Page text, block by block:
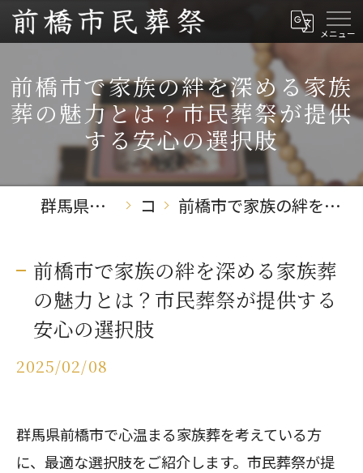
前橋市で家族の絆を深める家族
葬の魅力とは？市民葬祭が提供
する安心の選択肢
群馬県前橋の葬儀なら前橋市民葬祭 コラム 前橋市で家族の絆を深める家族葬の魅力とは？市民葬祭が提供する安心の選択肢
前橋市で家族の絆を深める家族葬
の魅力とは？市民葬祭が提供する
安心の選択肢
2025/02/08
群馬県前橋市で心温まる家族葬を考えている方
に、最適な選択肢をご紹介します。市民葬祭が提